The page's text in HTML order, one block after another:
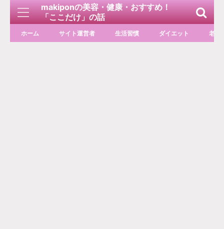
makiponの美容・健康・おすすめ！
「ここだけ」の話
ホーム サイト運営者 生活習慣 ダイエット 老化